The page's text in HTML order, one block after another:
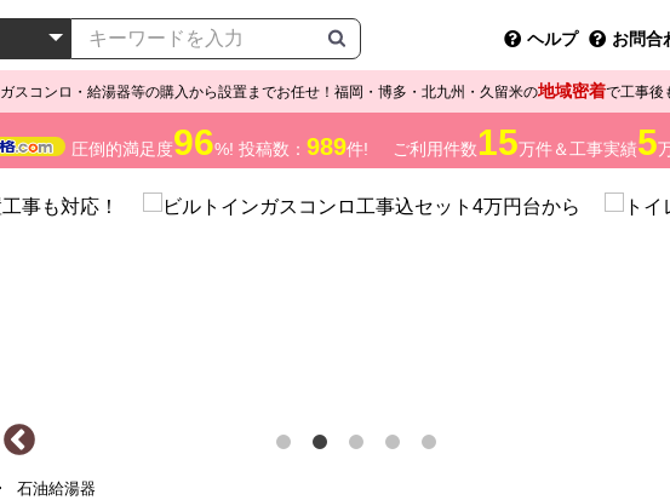
ヘルプ お問合
ガスコンロ・給湯器等の購入から設置までお任せ！福岡・博多・北九州・久留米の地域密着で工事後
圧倒的満足度96%! 投稿数： 989件! ご利用件数15万件＆工事実績5
石油給湯器